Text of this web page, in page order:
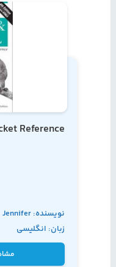
Reference
نویسنده: Jennifer
Niederst Robbins
زبان: انگلیسی